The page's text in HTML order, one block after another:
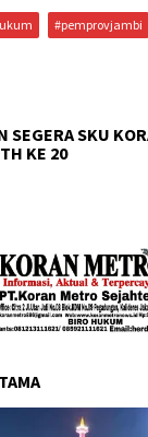
#pemprovjambi
SEGERA SKU
KE 20